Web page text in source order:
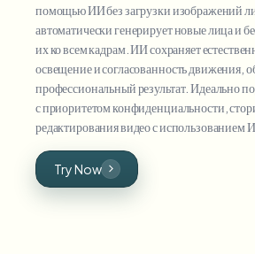
помощью ИИ без загрузки изображений
автоматически генерирует новые лица и
их ко всем кадрам. ИИ сохраняет
освещение и согласованность движения,
профессиональный результат. Идеально
с приоритетом конфиденциальности,
редактирования видео с использованием
Try Now